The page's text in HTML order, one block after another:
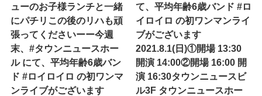
ューのお子様ランチと一緒
にパチリこの後のリハも頑
張ってくださいーー今週
末、#タウンニュースホー
ル にて、平均年齢6歳バン
ド #ロイロイロ の初ワンマ
ンライブがございます
て、平均年齢6歳バンド #ロ
イロイロ の初ワンマンライ
ブがございます
2021.8.1(日)①開場 13:30
開演 14:00②開場 16:00 開
演 16:30タウンニュースビ
ル3F タウンニュースホー